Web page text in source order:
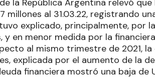
la República Argentina relevó
millones al 31.03.22, registrando
explicado, principalmente, por
y en menor medida por la
al mismo trimestre de 2021,
explicada por el aumento de la
financiera mostró una baja de